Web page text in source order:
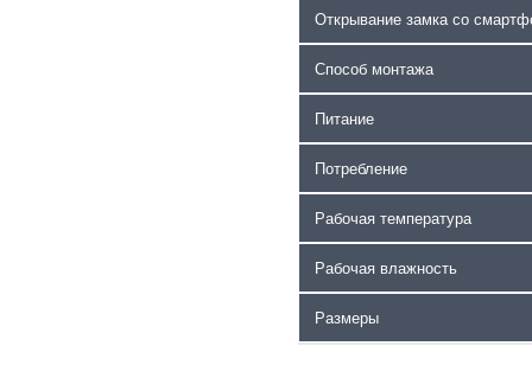
Открывание замка со
Способ монтажа
Питание
Потребление
Рабочая температура
Рабочая влажность
Размеры